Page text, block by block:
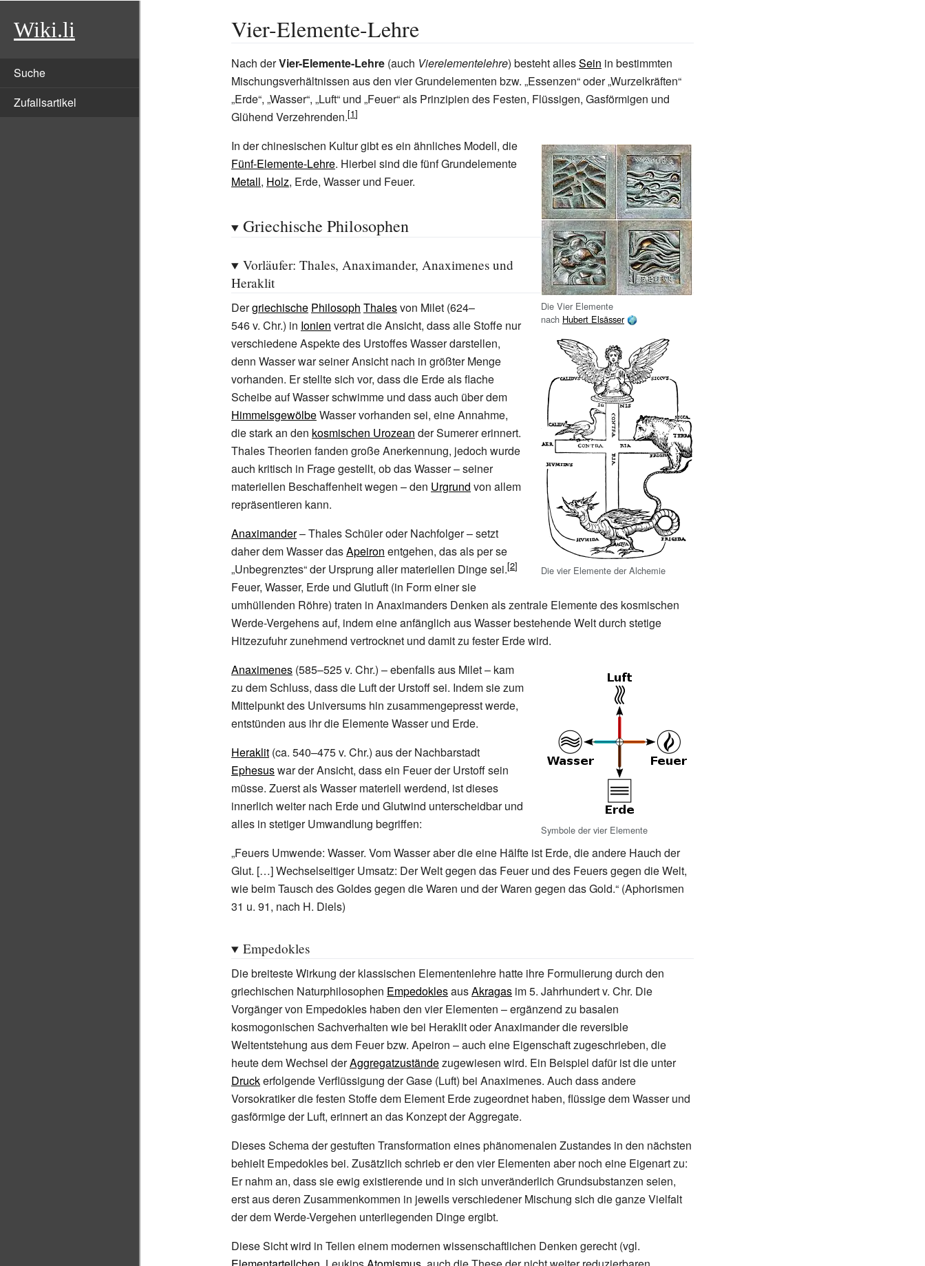
Wiki.li
Suche
Zufallsartikel
Vier-Elemente-Lehre
Nach derVier-Elemente-Lehre (auch Vierelementelehre) besteht allesSein in bestimmten
Mischungsverhältnissen aus den vier Grundelementen bzw. „Essenzen“ oder „Wurzelkräften“
„Erde“, „Wasser“, „Luft“ und „Feuer“ als Prinzipien des Festen, Flüssigen, Gasförmigen und
Glühend Verzehrenden.
Die Vier Elemente
nach Hubert Elsässer
In der chinesischen Kultur gibt es ein ähnliches Modell, die
Fünf-Elemente-Lehre. Hierbei sind die fünf Grundelemente
Metall, Holz, Erde, Wasser und Feuer.
Die vier Elemente der Alchemie
Griechische Philosophen
Vorläufer: Thales, Anaximander, Anaximenes und
Heraklit
Dergriechische Philosoph Thalesvon Milet (624–
546v. Chr.) in Ionien vertrat die Ansicht, dass alle Stoffe nur
verschiedene Aspekte des Urstoffes Wasser darstellen,
denn Wasser war seiner Ansicht nach in größter Menge
vorhanden. Er stellte sich vor, dass die Erde als flache
Scheibe auf Wasser schwimme und dass auch über dem
HimmelsgewölbeWasser vorhanden sei, eine Annahme,
die stark an den kosmischen Urozean der Sumerer erinnert.
Thales Theorien fanden große Anerkennung, jedoch wurde
auch kritisch in Frage gestellt, ob das Wasser – seiner
materiellen Beschaffenheit wegen – den Urgrund von allem
repräsentieren kann.
Anaximander– Thales Schüler oder Nachfolger – setzt
daher dem Wasser dasApeiron entgehen, das als per se
„Unbegrenztes“ der Ursprung aller materiellen Dinge sei.
Feuer, Wasser, Erde und Glutluft (in Form einer sie
umhüllenden Röhre) traten in Anaximanders Denken als zentrale Elemente des kosmischen
Werde-Vergehens auf, indem eine anfänglich aus Wasser bestehende Welt durch stetige
Hitzezufuhr zunehmend vertrocknet und damit zu fester Erde wird.
Symbole der vier Elemente
Anaximenes (585–525v. Chr.) –ebenfalls aus Milet– kam
zu dem Schluss, dass die Luft der Urstoff sei. Indem sie zum
Mittelpunkt des Universums hin zusammengepresst werde,
entstünden aus ihr die Elemente Wasser und Erde.
Heraklit (ca. 540–475v. Chr.) aus der Nachbarstadt
Ephesuswar der Ansicht, dass ein Feuer der Urstoff sein
müsse. Zuerst als Wasser materiell werdend, ist dieses
innerlich weiter nach Erde und Glutwind unterscheidbar und
alles in stetiger Umwandlung begriffen:
„Feuers Umwende: Wasser. Vom Wasser aber die eine Hälfte ist Erde, die andere Hauch der
Glut. […] Wechselseitiger Umsatz: Der Welt gegen das Feuer und des Feuers gegen die Welt,
wie beim Tausch des Goldes gegen die Waren und der Waren gegen das Gold.“ (Aphorismen
31 u. 91, nach H. Diels)
Empedokles
Die breiteste Wirkung der klassischen Elementenlehre hatte ihre Formulierung durch den
griechischen Naturphilosophen EmpedoklesausAkragas im 5. Jahrhundert v. Chr. Die
Vorgänger von Empedokles haben den vier Elementen – ergänzend zu basalen
kosmogonischen Sachverhalten wie bei Heraklit oder Anaximander die reversible
Weltentstehung aus dem Feuer bzw. Apeiron – auch eine Eigenschaft zugeschrieben, die
heute dem Wechsel derAggregatzuständezugewiesen wird. Ein Beispiel dafür ist die unter
Druckerfolgende Verflüssigung der Gase (Luft) bei Anaximenes. Auch dass andere
Vorsokratiker die festen Stoffe dem Element Erde zugeordnet haben, flüssige dem Wasser und
gasförmige der Luft, erinnert an das Konzept der Aggregate.
Dieses Schema der gestuften Transformation eines phänomenalen Zustandes in den nächsten
behielt Empedokles bei. Zusätzlich schrieb er den vier Elementen aber noch eine Eigenart zu:
Er nahm an, dass sie ewig existierende und in sich unveränderlich Grundsubstanzen seien,
erst aus deren Zusammenkommen in jeweils verschiedener Mischung sich die ganze Vielfalt
der dem Werde-Vergehen unterliegenden Dinge ergibt.
Diese Sicht wird in Teilen einem modernen wissenschaftlichen Denken gerecht (vgl.